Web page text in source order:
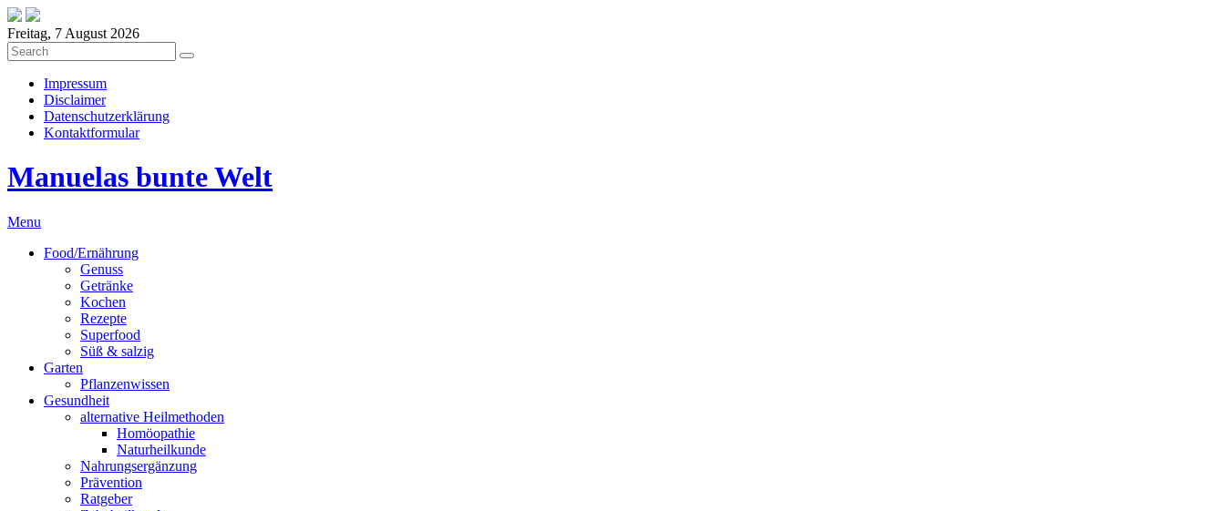
Freitag, 7 August 2026
Impressum
Disclaimer
Datenschutzerklärung
Kontaktformular
Manuelas bunte Welt
Menu
Food/Ernährung
Genuss
Getränke
Kochen
Rezepte
Superfood
Süß & salzig
Garten
Pflanzenwissen
Gesundheit
alternative Heilmethoden
Homöopathie
Naturheilkunde
Nahrungsergänzung
Prävention
Ratgeber